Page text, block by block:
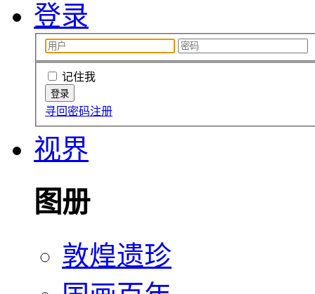
登录
记住我
寻回密码注册
视界
图册
敦煌遗珍